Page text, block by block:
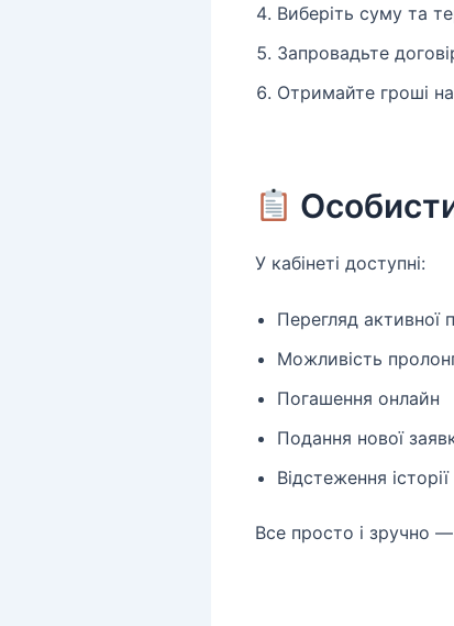
Виберіть суму та
Запровадьте
Отримайте гроші
У кабінеті доступні:
Перегляд активної
Можливість
Погашення онлайн
Подання нової
Відстеження
Все просто і зручно